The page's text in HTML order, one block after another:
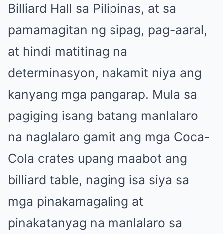
Billiard Hall sa Pilipinas, at sa
pamamagitan ng sipag, pag-aaral,
at hindi matitinag na
determinasyon, nakamit niya ang
kanyang mga pangarap. Mula sa
pagiging isang batang manlalaro
na naglalaro gamit ang mga Coca-
Cola crates upang maabot ang
billiard table, naging isa siya sa
mga pinakamagaling at
pinakatanyag na manlalaro sa